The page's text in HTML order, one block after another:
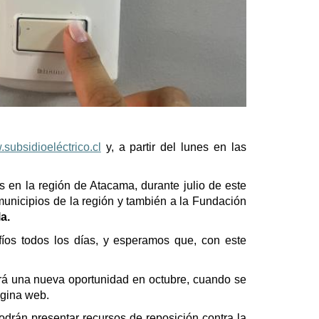
y, a partir del lunes en las
en la región de Atacama, durante julio de este
de la región y también a la Fundación
todos los días, y esperamos que, con este
una nueva oportunidad en octubre, cuando se
web.